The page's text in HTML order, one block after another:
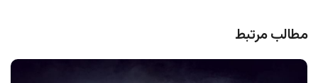
مطالب مرتبط